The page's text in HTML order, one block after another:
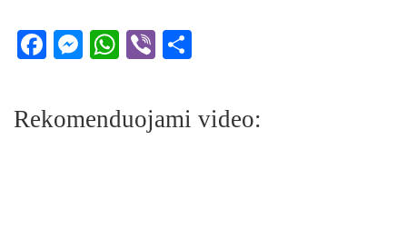
Facebook
Messenger
WhatsApp
Viber
Rekomenduojami video: